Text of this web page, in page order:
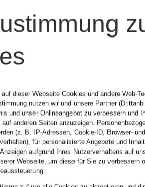
LAUREN
ROSSI
Hosen
dieser Webseite Cookies und andere Web-
nutzen wir und unsere Partner
und unser Onlineangebot zu verbessern und
anderen Seiten anzuzeigen.
(z. B. IP-Adressen, Cookie-ID, Browser-
für personalisierte Angebote und
aufgrund Ihres Nutzerverhaltens auf
Webseite, um diese für Sie zu verbessern